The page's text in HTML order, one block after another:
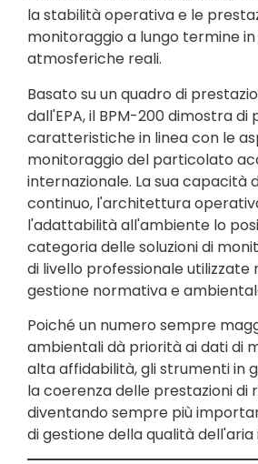
la stabilità operativa e le
monitoraggio a lungo termine
atmosferiche reali.
Basato su un quadro di
dall'EPA, il BPM-200 dimostra di
caratteristiche in linea con le
monitoraggio del particolato
internazionale. La sua capacità
continuo, l'architettura
l'adattabilità all'ambiente lo
categoria delle soluzioni di
di livello professionale utilizzate
gestione normativa e
Poiché un numero sempre
ambientali dà priorità ai dati di
alta affidabilità, gli strumenti in
la coerenza delle prestazioni di
diventando sempre più
di gestione della qualità